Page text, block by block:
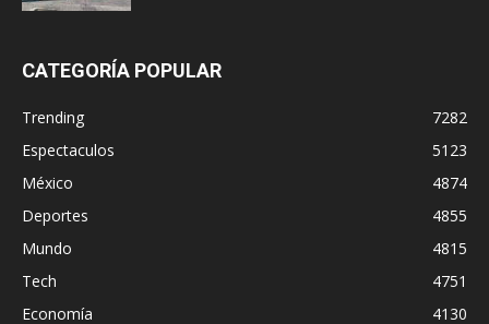
CATEGORÍA POPULAR
Trending
7282
Espectaculos
5123
México
4874
Deportes
4855
Mundo
4815
Tech
4751
Economía
4130